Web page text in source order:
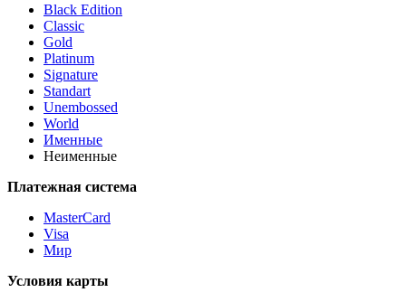
Black Edition
Classic
Gold
Platinum
Signature
Standart
Unembossed
World
Именные
Неименные
Платежная система
MasterCard
Visa
Мир
Условия карты